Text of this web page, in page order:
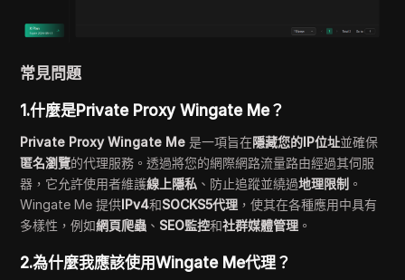
常見問題
1.什麼是Private Proxy Wingate Me？
Private Proxy Wingate Me 是一項旨在隱藏您的IP位址並確保
匿名瀏覽的代理服務。透過將您的網際網路流量路由經過其伺服
器，它允許使用者維護線上隱私 、防止追蹤並繞過地理限制 。
Wingate Me 提供IPv4和SOCKS5代理 ，使其在各種應用中具有
多樣性，例如網頁爬蟲 、 SEO監控和社群媒體管理 。
2.為什麼我應該使用Wingate Me代理？